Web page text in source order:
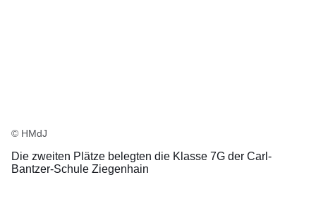
© HMdJ
Die zweiten Plätze belegten die Klasse 7G der Carl-
Bantzer-Schule Ziegenhain